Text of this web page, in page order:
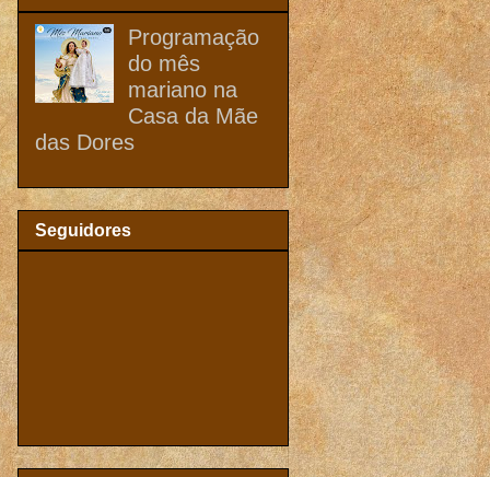
Programação
do mês
mariano na
Casa da Mãe
das Dores
Seguidores